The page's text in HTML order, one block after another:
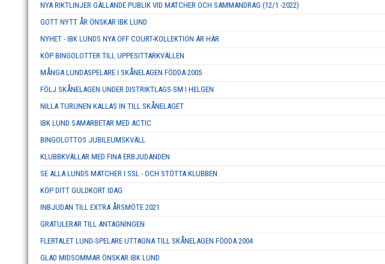
NYA RIKTLINJER GÄLLANDE PUBLIK VID MATCHER OCH SAMMANDRAG (12/1 -2022)
GOTT NYTT ÅR ÖNSKAR IBK LUND
NYHET - IBK LUNDS NYA OFF COURT-KOLLEKTION ÄR HÄR
KÖP BINGOLOTTER TILL UPPESITTARKVÄLLEN
MÅNGA LUNDASPELARE I SKÅNELAGEN FÖDDA 2005
FÖLJ SKÅNELAGEN UNDER DISTRIKTLAGS-SM I HELGEN
NILLA TURUNEN KALLAS IN TILL SKÅNELAGET
IBK LUND SAMARBETAR MED ACTIC
BINGOLOTTOS JUBILEUMSKVÄLL
KLUBBKVÄLLAR MED FINA ERBJUDANDEN
SE ALLA LUNDS MATCHER I SSL - OCH STÖTTA KLUBBEN
KÖP DITT GULDKORT IDAG
INBJUDAN TILL EXTRA ÅRSMÖTE 2021
GRATULERAR TILL ANTAGNINGEN
FLERTALET LUND-SPELARE UTTAGNA TILL SKÅNELAGEN FÖDDA 2004
GLAD MIDSOMMAR ÖNSKAR IBK LUND